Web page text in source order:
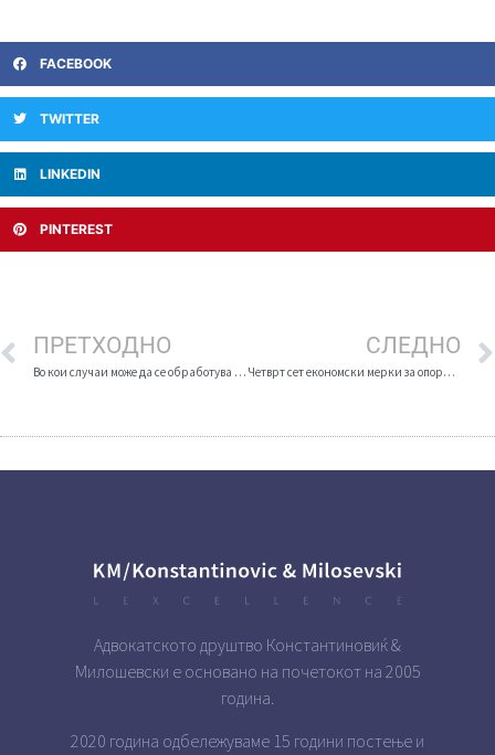
FACEBOOK
TWITTER
LINKEDIN
PINTEREST
ПРЕТХОДНО
Во кои случаи може да се обработува вашиот ЕМБГ?
СЛЕДНО
Четврт сет економски мерки за опоравување на домашната економија во време на COVID-19
Адвокатското друштво Константиновиќ &
Милошевски е основано на почетокот на 2005
година.
2020 година одбележуваме 15 години постење и